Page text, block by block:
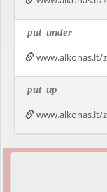
put under
put up